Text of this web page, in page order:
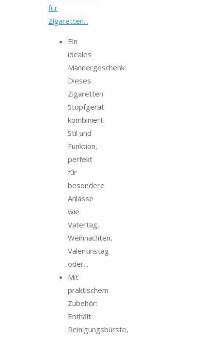
für
Zigaretten...
Ein
ideales
Männergeschenk:
Dieses
Zigaretten
Stopfgerät
kombiniert
Stil und
Funktion,
perfekt
für
besondere
Anlässe
wie
Vatertag,
Weihnachten,
Valentinstag
oder...
Mit
praktischem
Zubehör:
Enthält
Reinigungsbürste,